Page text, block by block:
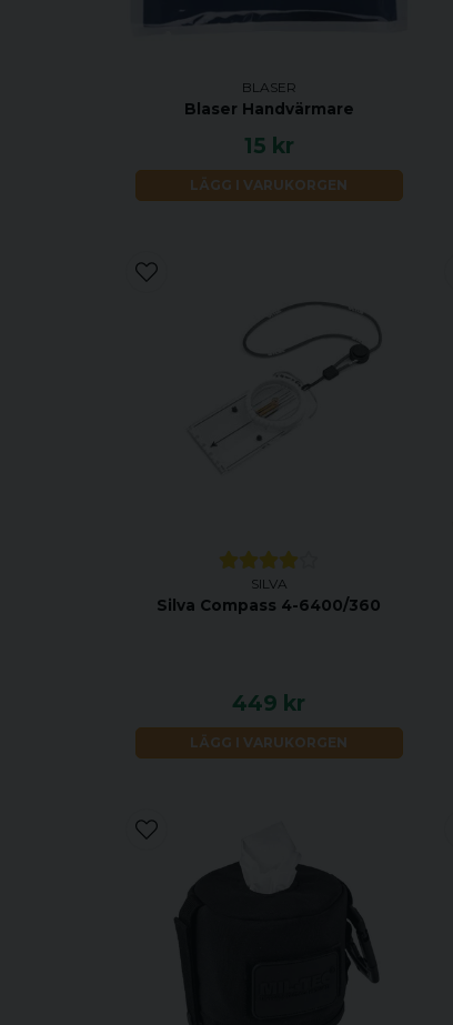
BLASER
Blaser Handvärmare
15 kr
LÄGG I VARUKORGEN
SILVA
Silva Compass 4-6400/360
449 kr
LÄGG I VARUKORGEN